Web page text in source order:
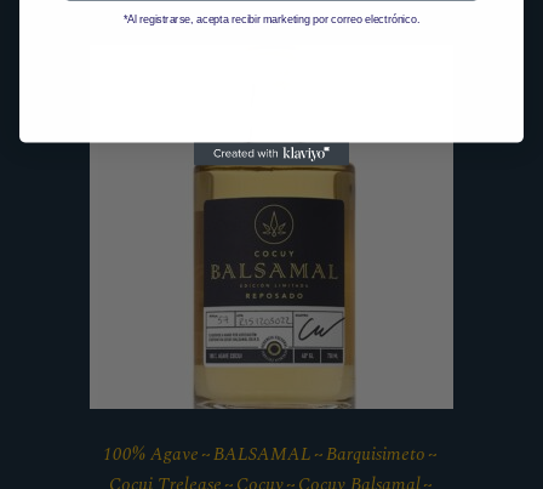
100% Agave BALSAMAL Barquisimeto
*Al registrarse, acepta recibir marketing por correo electrónico.